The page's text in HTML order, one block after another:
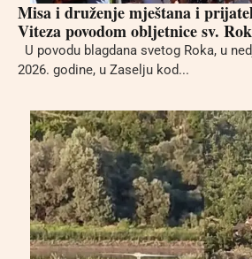
Misa i druženje mještana i
Viteza povodom obljetnice sv.
U povodu blagdana svetog Roka, u
2026. godine, u Zaselju kod...